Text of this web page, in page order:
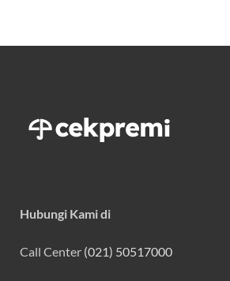
Hubungi Kami di
Call Center (021) 50517000